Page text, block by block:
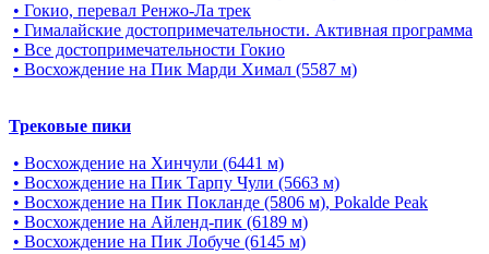
• Гокио, перевал Ренжо-Ла трек
• Гималайские достопримечательности. Активная программа
• Все достопримечательности Гокио
• Восхождение на Пик Марди Химал (5587 м)
Трековые пики
• Восхождение на Хинчули (6441 м)
• Восхождение на Пик Тарпу Чули (5663 м)
• Восхождение на Пик Покланде (5806 м), Pokalde Peak
• Восхождение на Айленд-пик (6189 м)
• Восхождение на Пик Лобуче (6145 м)